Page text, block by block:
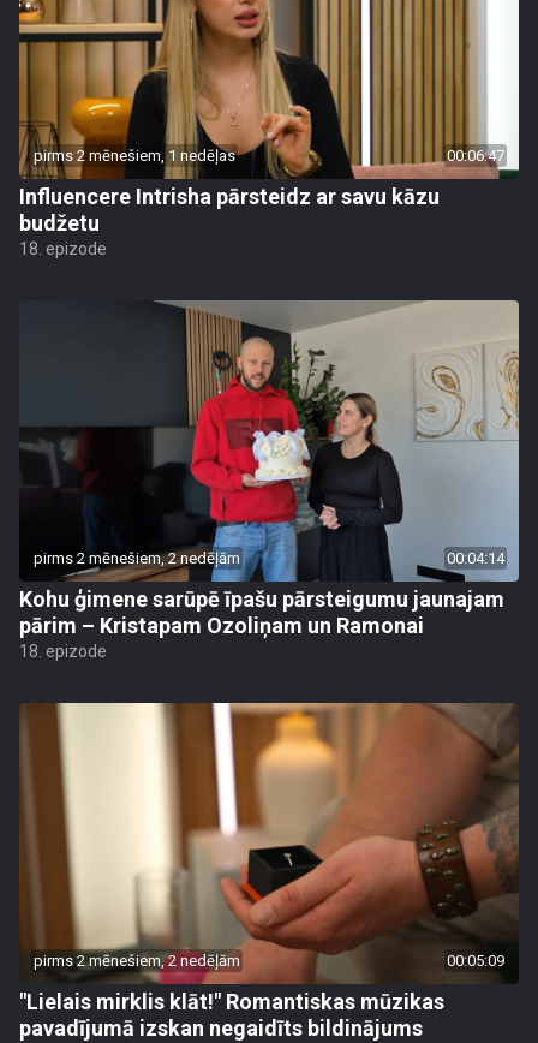
pirms 2 mēnešiem, 1 nedēļas 00:06:47
Influencere Intrisha pārsteidz ar savu kāzu
budžetu
18. epizode
pirms 2 mēnešiem, 2 nedēļām 00:04:14
Kohu ģimene sarūpē īpašu pārsteigumu jaunajam
pārim – Kristapam Ozoliņam un Ramonai
18. epizode
pirms 2 mēnešiem, 2 nedēļām 00:05:09
"Lielais mirklis klāt!" Romantiskas mūzikas
pavadījumā izskan negaidīts bildinājums